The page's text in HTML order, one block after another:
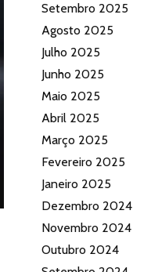
Setembro 2025
Agosto 2025
Julho 2025
Junho 2025
Maio 2025
Abril 2025
Março 2025
Fevereiro 2025
Janeiro 2025
Dezembro 2024
Novembro 2024
Outubro 2024